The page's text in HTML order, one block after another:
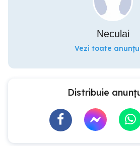
Neculai
Vezi toate
Distribuie